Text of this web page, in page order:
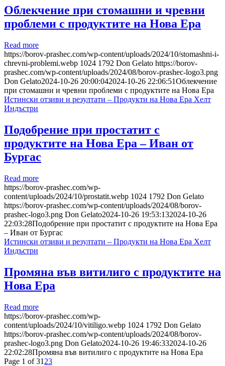
Облекчение при стомашни и чревни
проблеми с продуктите на Нова Ера
Read more
https://borov-prashec.com/wp-content/uploads/2024/10/stomashni-i-
chrevni-problemi.webp 1024 1792 Don Gelato https://borov-
prashec.com/wp-content/uploads/2024/08/borov-prashec-logo3.png
Don Gelato2024-10-26 20:00:042024-10-26 22:06:51Облекчение
при стомашни и чревни проблеми с продуктите на Нова Ера
Истински отзиви и резултати – Продукти на Нова Ера Хелт
Индъстри
Подобрение при простатит с
продуктите на Нова Ера – Иван от
Бургас
Read more
https://borov-prashec.com/wp-
content/uploads/2024/10/prostatit.webp 1024 1792 Don Gelato
https://borov-prashec.com/wp-content/uploads/2024/08/borov-
prashec-logo3.png Don Gelato2024-10-26 19:53:132024-10-26
22:03:28Подобрение при простатит с продуктите на Нова Ера
– Иван от Бургас
Истински отзиви и резултати – Продукти на Нова Ера Хелт
Индъстри
Промяна във витилиго с продуктите на
Нова Ера
Read more
https://borov-prashec.com/wp-
content/uploads/2024/10/vitiligo.webp 1024 1792 Don Gelato
https://borov-prashec.com/wp-content/uploads/2024/08/borov-
prashec-logo3.png Don Gelato2024-10-26 19:46:332024-10-26
22:02:28Промяна във витилиго с продуктите на Нова Ера
Page 1 of 31 23